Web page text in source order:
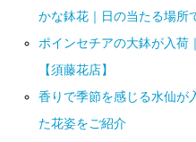
かな鉢花｜日の当たる場所
ポインセチアの大鉢が入荷
【須藤花店】
香りで季節を感じる水仙が
た花姿をご紹介